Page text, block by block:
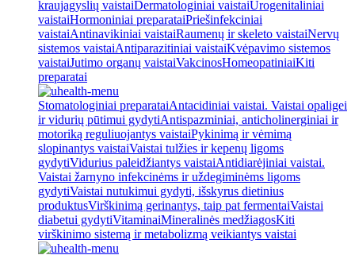
kraujagyslių vaistaiDermatologiniai vaistaiUrogenitaliniai
vaistaiHormoniniai preparataiPriešinfekciniai
vaistaiAntinavikiniai vaistaiRaumenų ir skeleto vaistaiNervų
sistemos vaistaiAntiparazitiniai vaistaiKvėpavimo sistemos
vaistaiJutimo organų vaistaiVakcinosHomeopatiniaiKiti
preparatai
Stomatologiniai preparataiAntacidiniai vaistai. Vaistai opaligei
ir vidurių pūtimui gydytiAntispazminiai, anticholinerginiai ir
motoriką reguliuojantys vaistaiPykinimą ir vėmimą
slopinantys vaistaiVaistai tulžies ir kepenų ligoms
gydytiVidurius paleidžiantys vaistaiAntidiarėjiniai vaistai.
Vaistai žarnyno infekcinėms ir uždegiminėms ligoms
gydytiVaistai nutukimui gydyti, išskyrus dietinius
produktusVirškinimą gerinantys, taip pat fermentaiVaistai
diabetui gydytiVitaminaiMineralinės medžiagosKiti
virškinimo sistemą ir metabolizmą veikiantys vaistai